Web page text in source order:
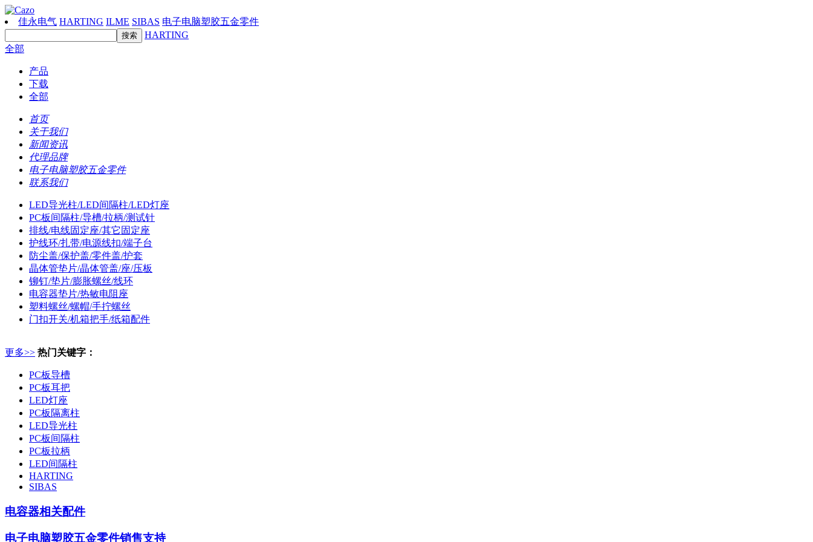
佳永电气 HARTING ILME SIBAS 电子电脑塑胶五金零件
HARTING
全部
产品
下载
全部
首页
关于我们
新闻资讯
代理品牌
电子电脑塑胶五金零件
联系我们
LED导光柱/LED间隔柱/LED灯座
PC板间隔柱/导槽/拉柄/测试针
排线/电线固定座/其它固定座
护线环/扎带/电源线扣/端子台
防尘盖/保护盖/零件盖/护套
晶体管垫片/晶体管盖/座/压板
铆钉/垫片/膨胀螺丝/线环
电容器垫片/热敏电阻座
塑料螺丝/螺帽/手拧螺丝
门扣开关/机箱把手/纸箱配件
更多>> 热门关键字：
PC板导槽
PC板耳把
LED灯座
PC板隔离柱
LED导光柱
PC板间隔柱
PC板拉柄
LED间隔柱
HARTING
SIBAS
电容器相关配件
电子电脑塑胶五金零件销售支持